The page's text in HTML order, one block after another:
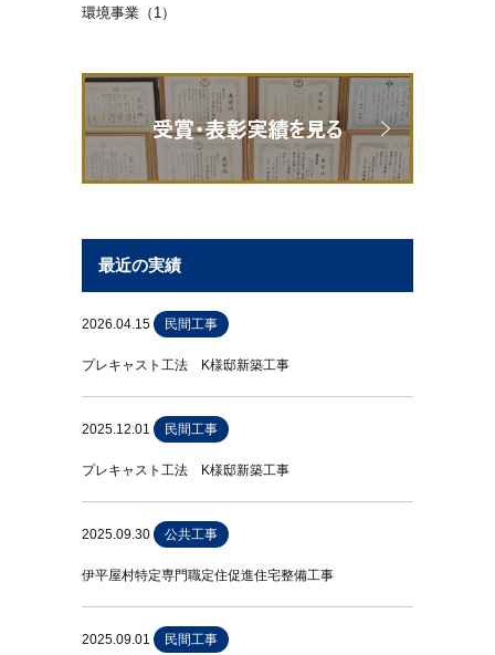
環境事業（1）
最近の実績
2026.04.15 民間工事
プレキャスト工法 K様邸新築工事
2025.12.01 民間工事
プレキャスト工法 K様邸新築工事
2025.09.30 公共工事
伊平屋村特定専門職定住促進住宅整備工事
2025.09.01 民間工事